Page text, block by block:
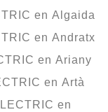
en Algaida
en Andratx
en Ariany
en Artà
en